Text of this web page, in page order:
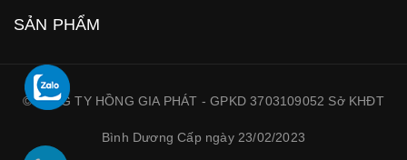
SẢN PHẨM
©CÔNG TY HỒNG GIA PHÁT - GPKD 3703109052 Sở KHĐT
Bình Dương Cấp ngày 23/02/2023